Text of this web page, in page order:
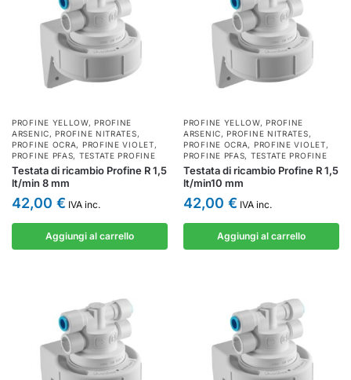
PROFINE YELLOW,PROFINE
ARSENIC,PROFINE NITRATES,
PROFINE OCRA, PROFINE VIOLET,
PROFINE PFAS, TESTATE PROFINE
Testata di ricambio Profine R 1,5
lt/min 8 mm
42,00 € IVA inc.
Aggiungi al carrello
PROFINE YELLOW,PROFINE
ARSENIC,PROFINE NITRATES,
PROFINE OCRA, PROFINE VIOLET,
PROFINE PFAS, TESTATE PROFINE
Testata di ricambio Profine R 1,5
lt/min10 mm
42,00 € IVA inc.
Aggiungi al carrello